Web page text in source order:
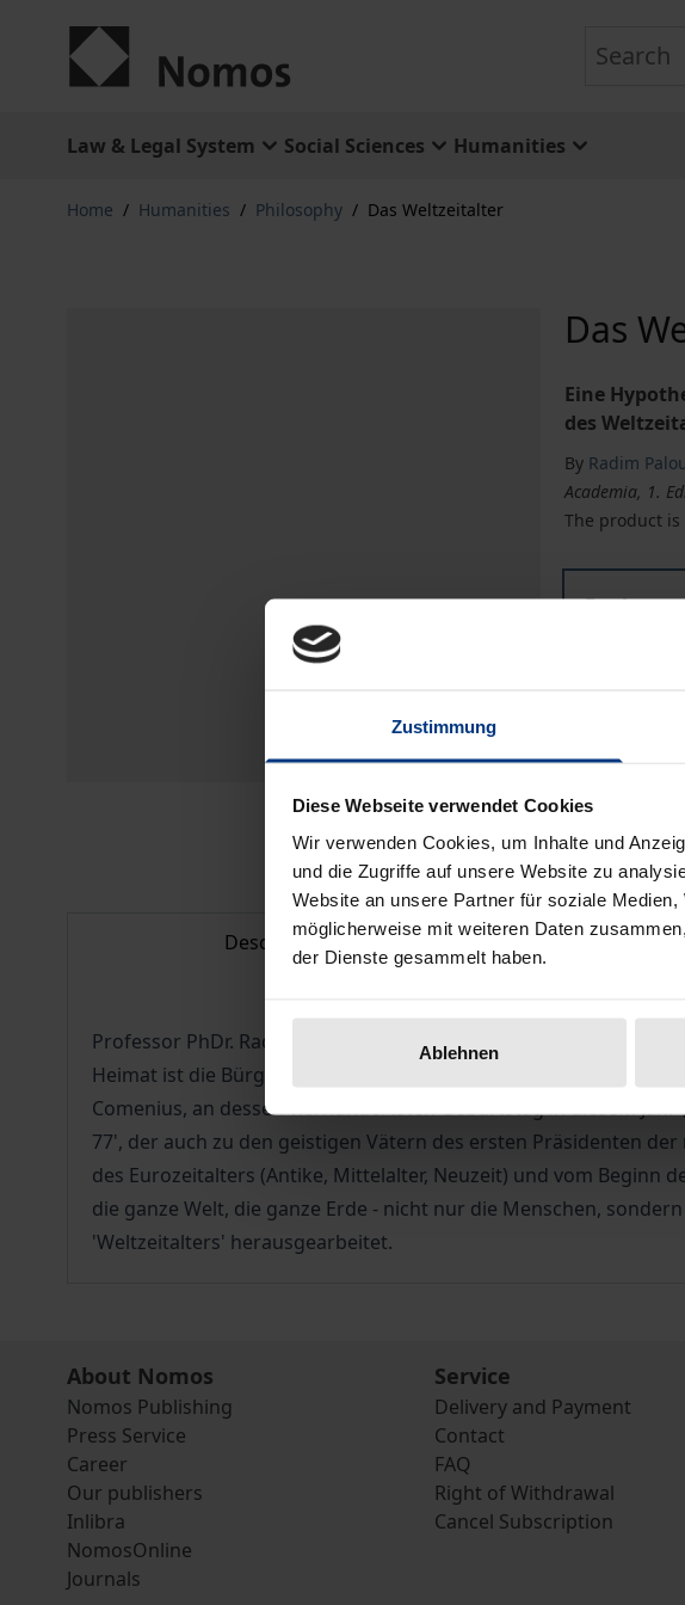
Zustimmung
Diese Webseite verwendet Cookies
Wir verwenden Cookies, um Inhalte und
und die Zugriffe auf unsere Website zu
Website an unsere Partner für soziale
möglicherweise mit weiteren Daten
der Dienste gesammelt haben.
Ablehnen
Law & Legal System Social Sciences Humanities
Home / Humanities / Philosophy / Das Weltzeitalter
Das
Eine
des
By Radim
Academia, 1.
The product
Book
Description
Professor PhDr. Radim Palous (1924) ist der erste freigewählte
Heimat ist die Bürgerrechtsbewegung der 'Charta 77', seine
Comenius, an dessen vierhundertsten Geburtstag in diesem
77', der auch zu den geistigen Vätern des ersten Präsidenten
des Eurozeitalters (Antike, Mittelalter, Neuzeit) und vom Beginn
die ganze Welt, die ganze Erde - nicht nur die Menschen,
'Weltzeitalters' herausgearbeitet.
About Nomos
Nomos Publishing
Press Service
Career
Our publishers
Inlibra
NomosOnline
Journals
Service
Delivery and Payment
Contact
FAQ
Right of Withdrawal
Cancel Subscription